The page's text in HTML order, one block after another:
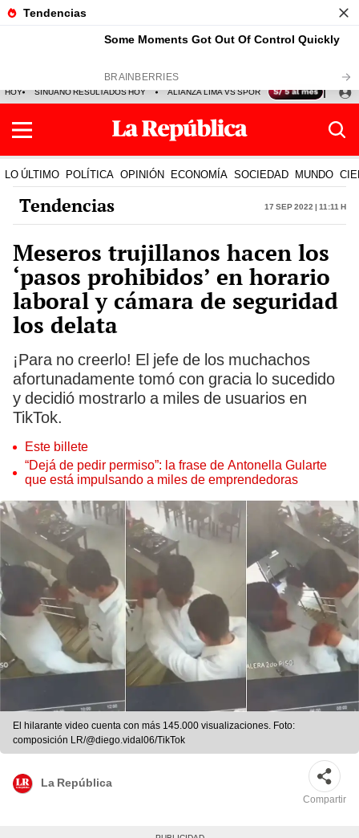
HOY SINUANO RESULTADOS HOY ALIANZA LIMA VS SPORT BOYS JORGE
LO ÚLTIMO POLÍTICA OPINIÓN ECONOMÍA SOCIEDAD MUNDO
Tendencias 17 Sep 2022 | 11:11 h
Meseros trujillanos hacen los
‘pasos prohibidos’ en horario
laboral y cámara de seguridad
los delata
¡Para no creerlo! El jefe de los muchachos
afortunadamente tomó con gracia lo sucedido
y decidió mostrarlo a miles de usuarios en
TikTok.
Este billete
“Dejá de pedir permiso”: la frase de Antonella Gularte
que está impulsando a miles de emprendedoras
El hilarante video cuenta con más 145.000 visualizaciones. Foto:
composición LR/@diego.vidal06/TikTok
La República
Compartir